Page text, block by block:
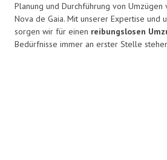
Planung und Durchführung von Umzügen
Nova de Gaia. Mit unserer Expertise und
sorgen wir für einen reibungslosen
Bedürfnisse immer an erster Stelle